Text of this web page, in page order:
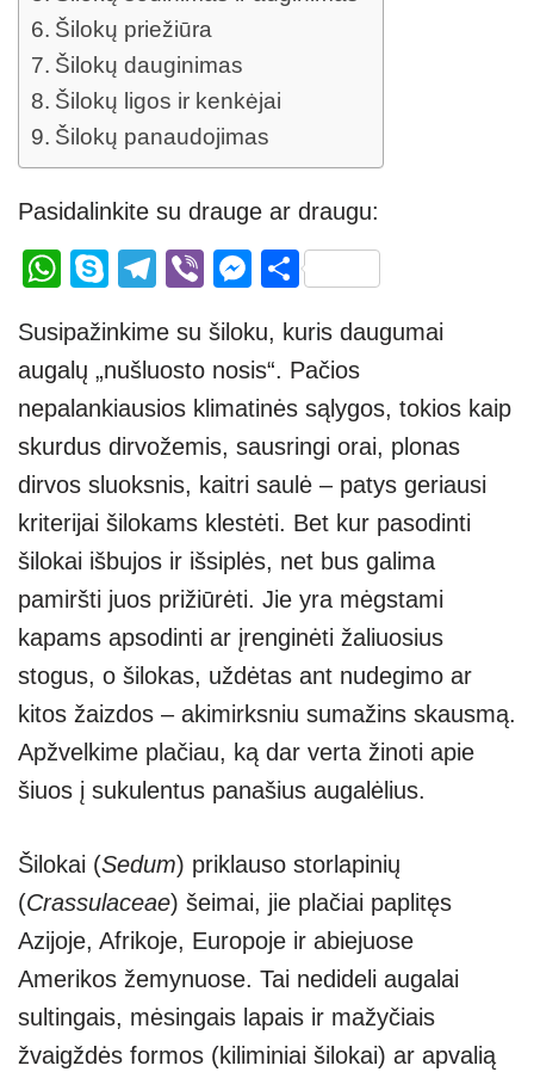
Šilokų priežiūra
Šilokų dauginimas
Šilokų ligos ir kenkėjai
Šilokų panaudojimas
Pasidalinkite su drauge ar draugu:
W
at
s
A
p
p
S
p
e
T
e
gr
a
m
Vi
er
M
ss
e
n
g
er
S
ar
e
Susipažinkime su šiloku, kuris daugumai
augalų „nušluosto nosis“. Pačios
nepalankiausios klimatinės sąlygos, tokios kaip
skurdus dirvožemis, sausringi orai, plonas
dirvos sluoksnis, kaitri saulė – patys geriausi
kriterijai šilokams klestėti. Bet kur pasodinti
šilokai išbujos ir išsiplės, net bus galima
pamiršti juos prižiūrėti. Jie yra mėgstami
kapams apsodinti ar įrenginėti žaliuosius
stogus, o šilokas, uždėtas ant nudegimo ar
kitos žaizdos – akimirksniu sumažins skausmą.
Apžvelkime plačiau, ką dar verta žinoti apie
šiuos į sukulentus panašius augalėlius.
Šilokai (Sedum) priklauso storlapinių
(Crassulaceae) šeimai, jie plačiai paplitęs
Azijoje, Afrikoje, Europoje ir abiejuose
Amerikos žemynuose. Tai nedideli augalai
sultingais, mėsingais lapais ir mažyčiais
žvaigždės formos (kiliminiai šilokai) ar apvalią